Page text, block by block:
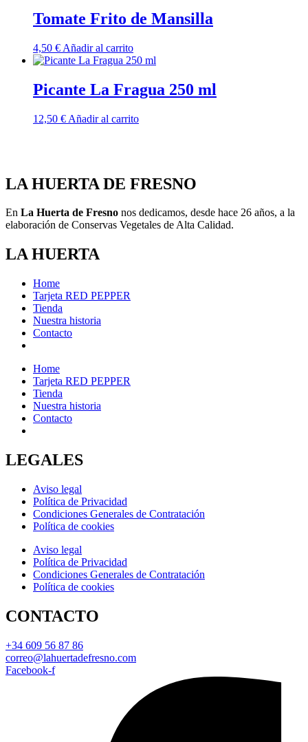
Tomate Frito de Mansilla
4,50 € Añadir al carrito
Picante La Fragua 250 ml
12,50 € Añadir al carrito
LA HUERTA DE FRESNO
En La Huerta de Fresno nos dedicamos, desde hace 26 años, a la
elaboración de Conservas Vegetales de Alta Calidad.
LA HUERTA
Home
Tarjeta RED PEPPER
Tienda
Nuestra historia
Contacto
Home
Tarjeta RED PEPPER
Tienda
Nuestra historia
Contacto
LEGALES
Aviso legal
Política de Privacidad
Condiciones Generales de Contratación
Política de cookies
Aviso legal
Política de Privacidad
Condiciones Generales de Contratación
Política de cookies
CONTACTO
+34 609 56 87 86
correo@lahuertadefresno.com
Facebook-f